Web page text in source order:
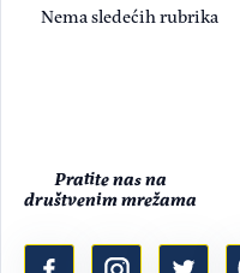
Nema sledećih rubrika
Pratite nas na
društvenim mrežama